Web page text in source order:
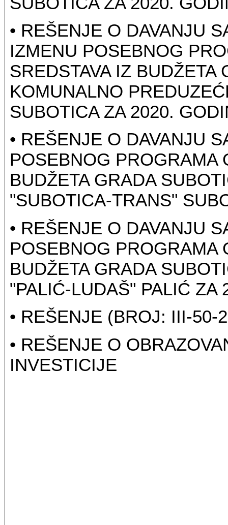
• REŠENJE O DAVANJU
IZMENU POSEBNOG
SREDSTAVA IZ BUDŽETA
KOMUNALNO
SUBOTICA ZA 2020.
• REŠENJE O DAVANJU
POSEBNOG PROGRAMA
BUDŽETA GRADA
"SUBOTICA-TRANS"
• REŠENJE O DAVANJU
POSEBNOG PROGRAMA
BUDŽETA GRADA
"PALIĆ-LUDAŠ" PALIĆ ZA
• REŠENJE (BROJ: III-50-
• REŠENJE O
INVESTICIJE